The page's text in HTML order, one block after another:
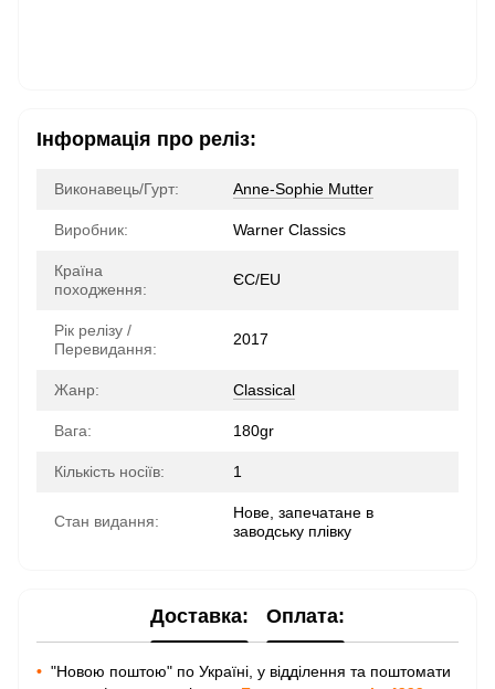
Інформація про реліз:
Виконавець/Гурт: Anne-Sophie Mutter
Виробник: Warner Classics
Країна
походження:
ЄС/EU
Рік релізу /
Перевидання:
2017
Жанр: Classical
Вага: 180gr
Кількість носіїв: 1
Стан видання:
Нове, запечатане в
заводську плівку
Доставка: Оплата:
• "Новою поштою" по Україні, у відділення та поштомати